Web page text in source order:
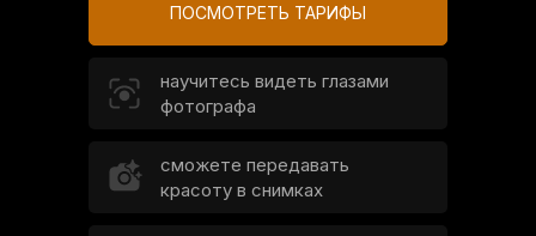
ПОСМОТРЕТЬ ТАРИФЫ
сможете передавать
красоту в снимках
научитесь видеть глазами
фотографа